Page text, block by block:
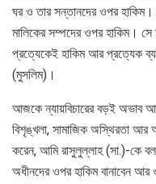
ঘর ও তার সন্তানদের ওপর হাকিম।
মালিকের সম্পদের ওপর হাকিম। সে
প্রত্যেকেই হাকিম আর প্রত্যেক
(মুসলিম)।
আজকে ন্যায়বিচারের বড়ই অভাব
বিশৃঙ্খলা, সামাজিক অস্থিরতা আর
করেন, আমি রাসুলুল্লাহ (সা.)-কে
অধীনদের ওপর হাকিম বানাবেন